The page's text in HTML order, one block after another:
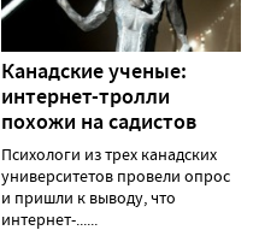
Канадские ученые:
интернет-тролли
похожи на садистов
Психологи из трех канадских
университетов провели опрос
и пришли к выводу, что
интернет-......